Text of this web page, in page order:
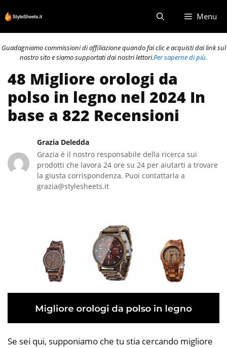
al
contenuto
Menu
Guadagniamo commissioni di affiliazione quando fai clic e acquisti dai link sul
nostro sito e siamo supportati dai nostri lettori.Per saperne di più.
48 Migliore orologi da
polso in legno nel 2024 In
base a 822 Recensioni
Grazia Deledda
Grazia è il nostro responsabile della ricerca sui
prodotti che lavora 24 ore su 24 per aiutarti a trovare
la giusta corrispondenza. Puoi contattarla a
grazia@stylesheets.it
Se sei qui, supponiamo che tu stia cercando migliore